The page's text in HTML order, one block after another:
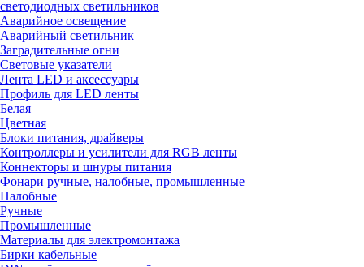
светодиодных светильников
Аварийное освещение
Аварийный светильник
Заградительные огни
Световые указатели
Лента LED и аксессуары
Профиль для LED ленты
Белая
Цветная
Блоки питания, драйверы
Контроллеры и усилители для RGB ленты
Коннекторы и шнуры питания
Фонари ручные, налобные, промышленные
Налобные
Ручные
Промышленные
Материалы для электромонтажа
Бирки кабельные